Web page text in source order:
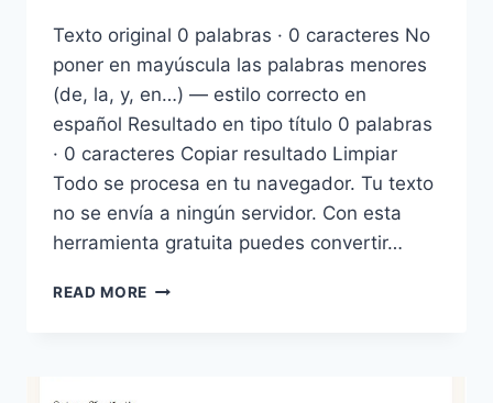
Texto original 0 palabras · 0 caracteres No
poner en mayúscula las palabras menores
(de, la, y, en…) — estilo correcto en
español Resultado en tipo título 0 palabras
· 0 caracteres Copiar resultado Limpiar
Todo se procesa en tu navegador. Tu texto
no se envía a ningún servidor. Con esta
herramienta gratuita puedes convertir…
READ MORE CONVERTIR